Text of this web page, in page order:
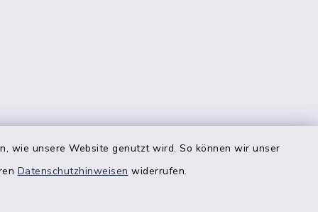
wie unsere Website genutzt wird. So können wir unser
Datenschutzhinweisen widerrufen.